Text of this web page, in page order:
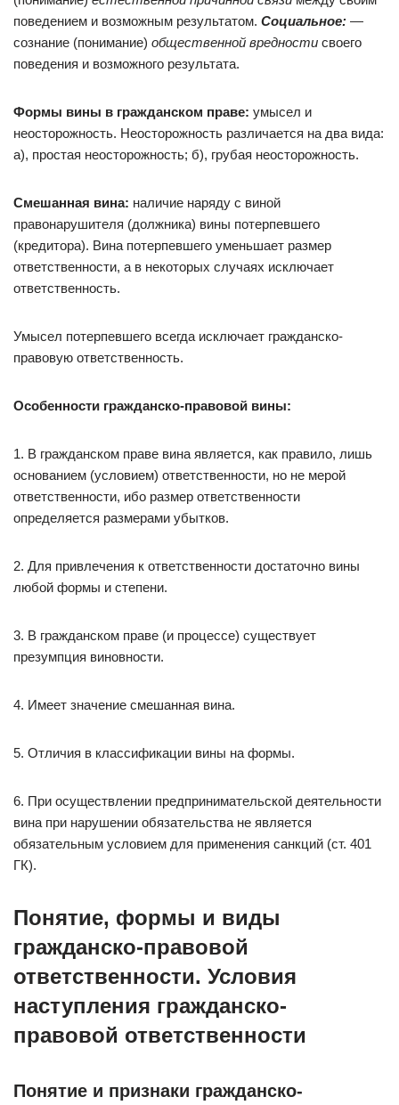
поведением и возможным результатом. Социальное: —
сознание (понимание) общественной вредности своего
поведения и возможного результата.
Формы вины в гражданском праве: умысел и
неосторожность. Неосторожность различается на два вида:
а), простая неосторожность; б), грубая неосторожность.
Смешанная вина: наличие наряду с виной
правонарушителя (должника) вины потерпевшего
(кредитора). Вина потерпевшего уменьшает размер
ответственности, а в некоторых случаях исключает
ответственность.
Умысел потерпевшего всегда исключает гражданско-
правовую ответственность.
Особенности гражданско-правовой вины:
1. В гражданском праве вина является, как правило, лишь
основанием (условием) ответственности, но не мерой
ответственности, ибо размер ответственности
определяется размерами убытков.
2. Для привлечения к ответственности достаточно вины
любой формы и степени.
3. В гражданском праве (и процессе) существует
презумпция виновности.
4. Имеет значение смешанная вина.
5. Отличия в классификации вины на формы.
6. При осуществлении предпринимательской деятельности
вина при нарушении обязательства не является
обязательным условием для применения санкций (ст. 401
ГК).
Понятие, формы и виды
гражданско-правовой
ответственности. Условия
наступления гражданско-
правовой ответственности
Понятие и признаки гражданско-